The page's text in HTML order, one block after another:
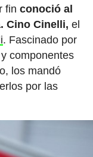
fin conoció al
Cino Cinelli, el
. Fascinado por
componentes
los mandó
por las